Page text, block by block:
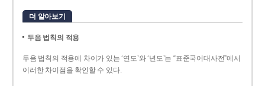
더 알아보기
두음 법칙의 적용
두음 법칙의 적용에 차이가 있는 ‘연도’와 ‘년도’는 “표준국어대사전”에서
이러한 차이점을 확인할 수 있다.